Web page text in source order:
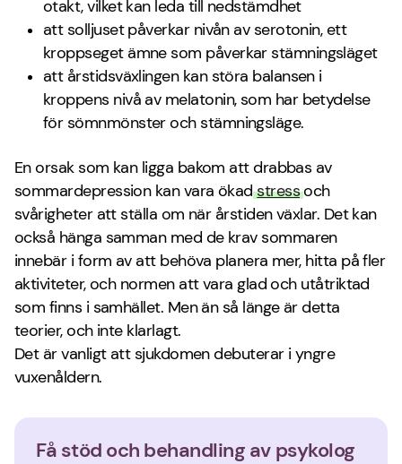
otakt, vilket kan leda till nedstämdhet
att solljuset påverkar nivån av serotonin, ett
kroppseget ämne som påverkar stämningsläget
att årstidsväxlingen kan störa balansen i
kroppens nivå av melatonin, som har betydelse
för sömnmönster och stämningsläge.
En orsak som kan ligga bakom att drabbas av
sommardepression kan vara ökadstressoch
svårigheter att ställa om när årstiden växlar. Det kan
också hänga samman med de krav sommaren
innebär i form av att behöva planera mer, hitta på fler
aktiviteter, och normen att vara glad och utåtriktad
som finns i samhället. Men än så länge är detta
teorier, och inte klarlagt.
Det är vanligt att sjukdomen debuterar i yngre
vuxenåldern.
Få stöd och behandling av psykolog